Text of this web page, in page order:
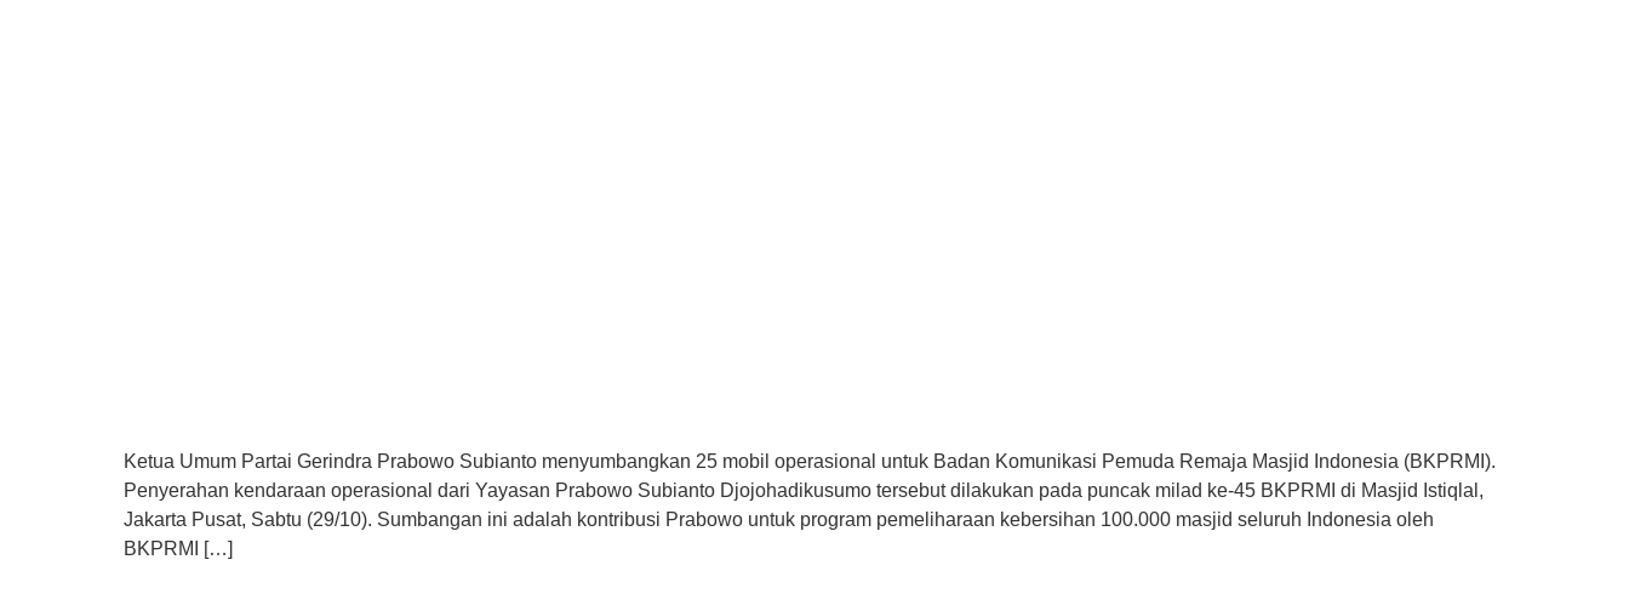
Ketua Umum Partai Gerindra Prabowo Subianto menyumbangkan 25 mobil operasional untuk Badan Komunikasi Pemuda Remaja Masjid Indonesia (BKPRMI).
Penyerahan kendaraan operasional dari Yayasan Prabowo Subianto Djojohadikusumo tersebut dilakukan pada puncak milad ke-45 BKPRMI di Masjid Istiqlal,
Jakarta Pusat, Sabtu (29/10). Sumbangan ini adalah kontribusi Prabowo untuk program pemeliharaan kebersihan 100.000 masjid seluruh Indonesia oleh
BKPRMI […]